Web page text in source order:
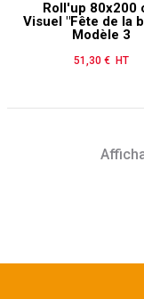
Roll'up 80x200
Visuel "Fête de la
Modèle 3
Prix
51,30 € HT